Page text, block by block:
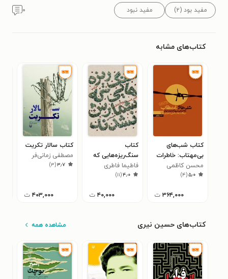
مفید بود (۲) مفید نبود ۰
کتاب‌های مشابه
کتاب شب‌های
بی‌مهتاب: خاطرات
اسیر آزاد شده
ایرانی سرهنگ
محسن کاظمی
۵٫۰(۴)
۳۶۴,۰۰۰ ت
کتاب
سنگ‌ریزه‌هایی که
شمارش نشدند
(خاطرات سرتیپ
فاطیما فاطری
۴٫۰(۱۱)
۴۰,۰۰۰ ت
کتاب سالار تکریت
مصطفی زمانی‌فر
۳٫۷(۳)
۴۰۳,۰۰۰ ت
کتاب‌های حسین نیری مشاهده همه